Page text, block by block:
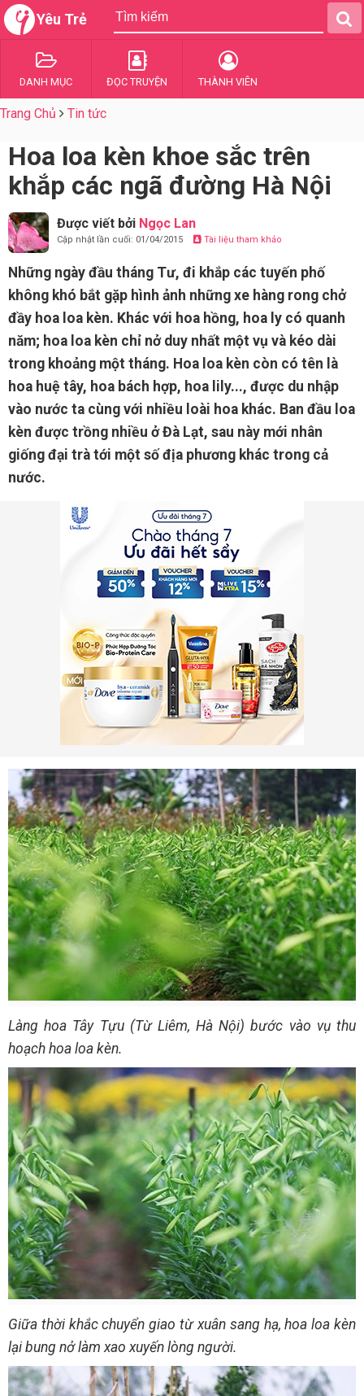
Yêu Trẻ
DANH MỤC ĐỌC TRUYỆN THÀNH VIÊN
Trang Chủ Tin tức
Hoa loa kèn khoe sắc trên
khắp các ngã đường Hà Nội
Được viết bởi Ngọc Lan
Cập nhật lần cuối: 01/04/2015 Tài liệu tham khảo
Những ngày đầu tháng Tư, đi khắp các tuyến phố
không khó bắt gặp hình ảnh những xe hàng rong chở
đầy hoa loa kèn. Khác với hoa hồng, hoa ly có quanh
năm; hoa loa kèn chỉ nở duy nhất một vụ và kéo dài
trong khoảng một tháng. Hoa loa kèn còn có tên là
hoa huệ tây, hoa bách hợp, hoa lily..., được du nhập
vào nước ta cùng với nhiều loài hoa khác. Ban đầu loa
kèn được trồng nhiều ở Đà Lạt, sau này mới nhân
giống đại trà tới một số địa phương khác trong cả
nước.
Làng hoa Tây Tựu (Từ Liêm, Hà Nội) bước vào vụ thu
hoạch hoa loa kèn.
Giữa thời khắc chuyển giao từ xuân sang hạ, hoa loa kèn
lại bung nở làm xao xuyến lòng người.